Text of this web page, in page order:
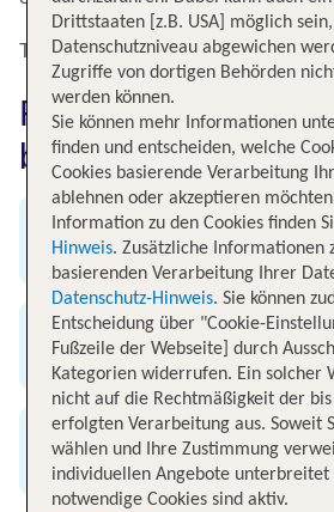
Top Flugangebote nach Pula
Flug nach Pula
buchen
Angebot an weltweiten
Exklusive Flug-Specials
Günstig & bequem buchen
Drittstaaten [z.B. USA] möglich
Datenschutzniveau abgewichen
Zugriffe von dortigen Behörden
werden können.
Sie können mehr Informationen
finden und entscheiden, welche
Cookies basierende Verarbeitung
ablehnen oder akzeptieren
Information zu den Cookies finden
Hinweis. Zusätzliche Informationen
basierenden Verarbeitung Ihrer
Datenschutz-Hinweis. Sie können
Entscheidung über "Cookie-
Fußzeile der Webseite] durch
Kategorien widerrufen. Ein solcher
nicht auf die Rechtmäßigkeit der
erfolgten Verarbeitung aus. Soweit
wählen und Ihre Zustimmung
individuellen Angebote unterbreitet
notwendige Cookies sind aktiv.